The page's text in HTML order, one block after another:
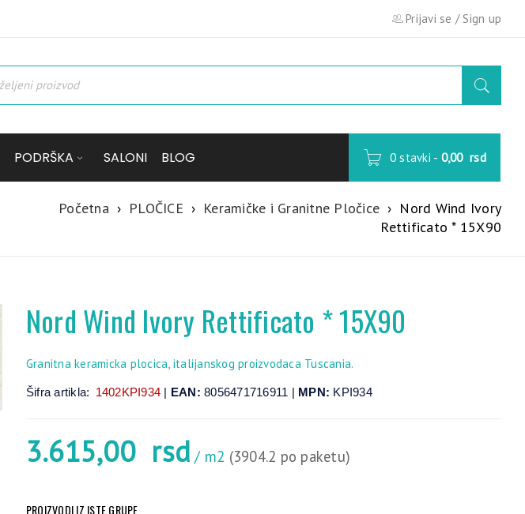
Prijavi se /Sign up
PODRŠKA SALONI BLOG 0 stavki - 0,00 rsd
Početna › PLOČICE › Keramičke i Granitne Pločice › Nord Wind Ivory
Rettificato * 15X90
Nord Wind Ivory Rettificato * 15X90
Granitna keramicka plocica, italijanskog proizvodaca Tuscania.
Šifra artikla: 1402KPI934 | EAN: 8056471716911 | MPN: KPI934
3.615,00 rsd / m2 (3904.2 po paketu)
PROIZVODI IZ ISTE GRUPE